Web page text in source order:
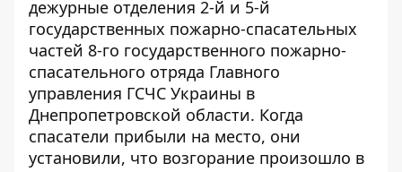
дежурные отделения 2-й и 5-й
государственных пожарно-спасательных
частей 8-го государственного пожарно-
спасательного отряда Главного
управления ГСЧС Украины в
Днепропетровской области. Когда
спасатели прибыли на место, они
установили, что возгорание произошло в